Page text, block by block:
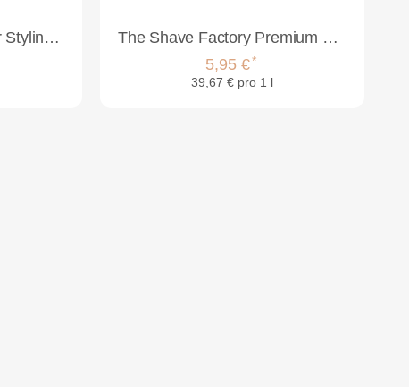
The Shave Factory Hair Styling Powder 20g
The Shave Factory Premium Pomade 02 Pompadour extra starker Halt 150ml
5,95 €*
39,67 € pro 1 l